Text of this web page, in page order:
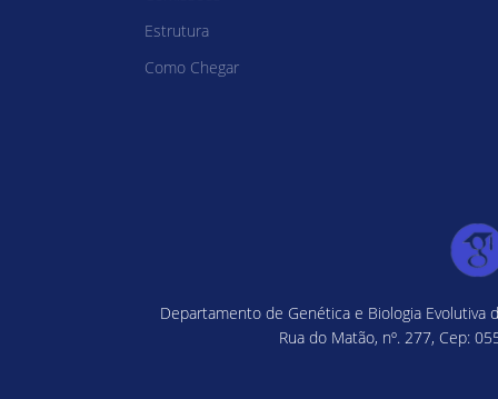
Estrutura
Como Chegar
Departamento de Genética e Biologia Evolutiva
Rua do Matão, nº. 277, Cep: